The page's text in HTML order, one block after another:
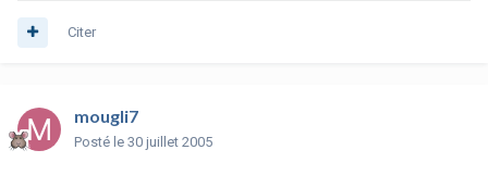
Citer
mougli7
Posté le 30 juillet 2005